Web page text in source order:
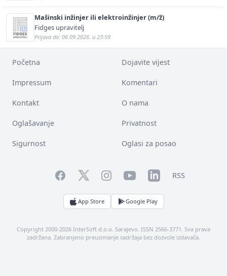
Mašinski inžinjer ili elektroinžinjer (m/ž)
Fidges upravitelj
Prijava do: 06.09.2026. u 23:59
Početna Dojavite vijest
Impressum Komentari
Kontakt O nama
Oglašavanje Privatnost
Sigurnost Oglasi za posao
FacebookTwitterInstagramYouTubeLinkedInRSS
App Store Google Play
Copyright 2000-2026 InterSoft d.o.o. Sarajevo. ISSN 2566-3771. Sva prava
zadržana. Zabranjeno preuzimanje sadržaja bez dozvole izdavača.